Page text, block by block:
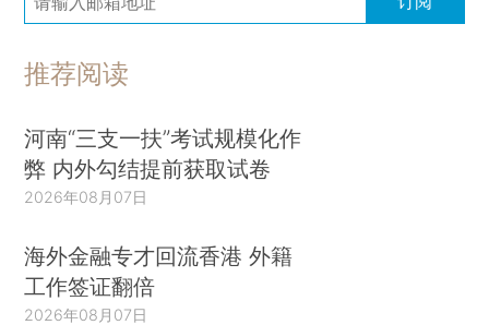
推荐阅读
河南“三支一扶”考试规模化作
弊 内外勾结提前获取试卷
2026年08月07日
海外金融专才回流香港 外籍
工作签证翻倍
2026年08月07日